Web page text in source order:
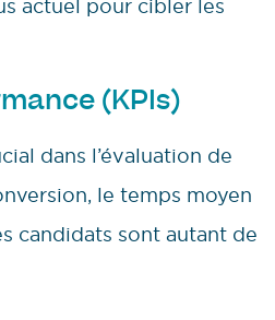
actuel pour cibler les
(KPIs)
dans l’évaluation de
le temps moyen
candidats sont autant de